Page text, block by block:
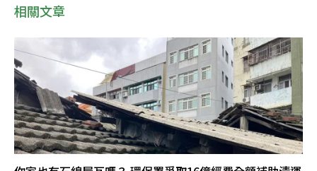
相關文章